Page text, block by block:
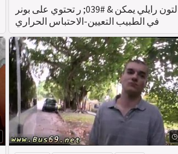
دالتون رايلي يمكن & #039; ر تحتوي على بونر
في الطبيب التعيين-الاحتباس الحراري